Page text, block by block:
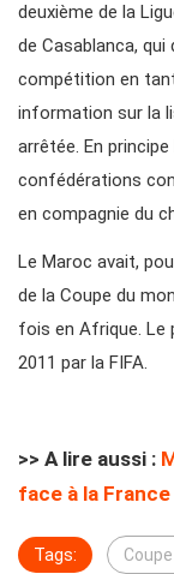
deuxième de la
de Casablanca,
compétition en
information sur la
arrêtée. En
confédérations
en compagnie du
Le Maroc avait,
de la Coupe du
fois en Afrique. Le
2011 par la FIFA.
>> A lire aussi :
face à la
Tags: